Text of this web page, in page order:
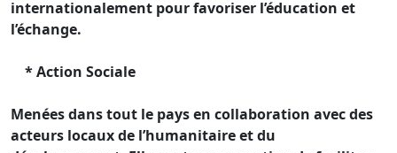
internationalement pour favoriser l’éducation et
l’échange.
* Action Sociale
Menées dans tout le pays en collaboration avec des
acteurs locaux de l’humanitaire et du